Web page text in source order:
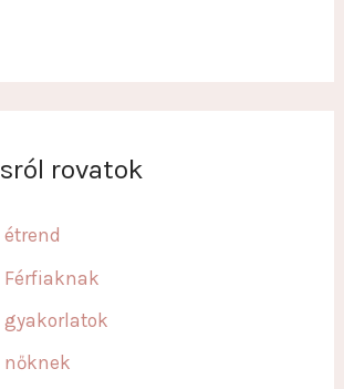
rovatok
Férfiaknak
gyakorlatok
nőknek